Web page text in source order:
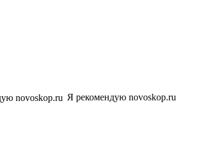
Я рекомендую novoskop.ru